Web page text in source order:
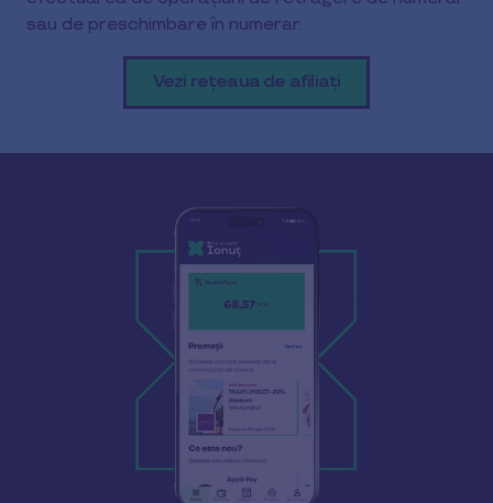
sau de preschimbare în numerar.
Vezi rețeaua de afiliați